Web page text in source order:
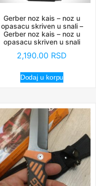
Gerber noz kais – noz u
opasacu skriven u snali –
Gerber noz kais – noz u
opasacu skriven u snali
2,190.00 RSD
Dodaj u korpu